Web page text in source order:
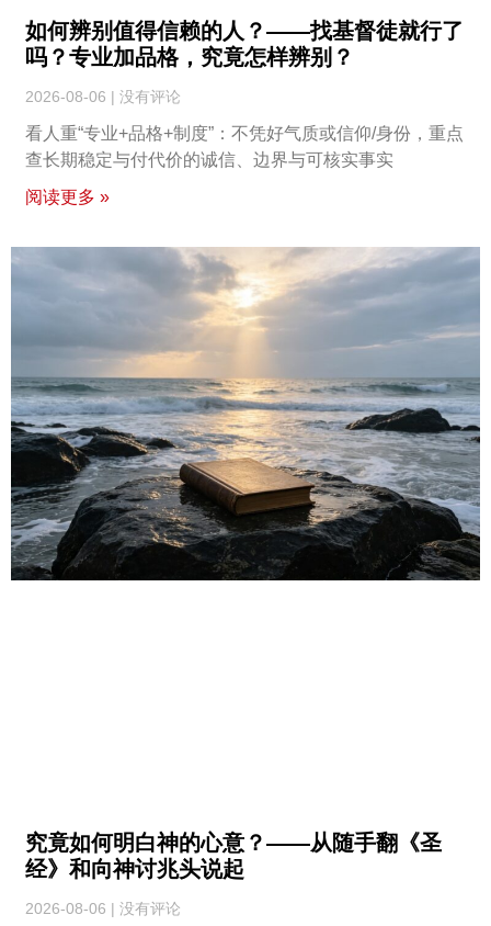
如何辨别值得信赖的人？——找基督徒就行了
吗？专业加品格，究竟怎样辨别？
2026-08-06 没有评论
看人重“专业+品格+制度”：不凭好气质或信仰/身份，重点
查长期稳定与付代价的诚信、边界与可核实事实
阅读更多 »
究竟如何明白神的心意？——从随手翻《圣
经》和向神讨兆头说起
2026-08-06 没有评论